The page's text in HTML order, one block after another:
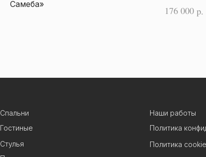
Самеба»
176 000 р.
Спальни
Политика
Гостиные
Политика
Стулья
Наши работы